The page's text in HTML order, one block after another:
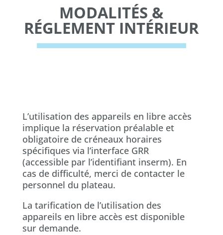
MODALITÉS &
RÉGLEMENT INTÉRIEUR
L’utilisation des appareils en libre accès
implique la réservation préalable et
obligatoire de créneaux horaires
spécifiques via l’interface GRR
(accessible par l’identifiant inserm). En
cas de difficulté, merci de contacter le
personnel du plateau.
La tarification de l’utilisation des
appareils en libre accès est disponible
sur demande.